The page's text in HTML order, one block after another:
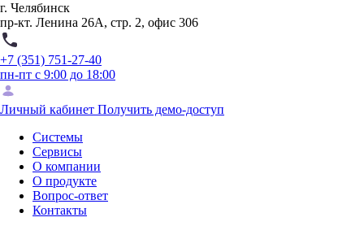
г. Челябинск
пр-кт. Ленина 26А, стр. 2, офис 306
+7 (351) 751-27-40
пн-пт с 9:00 до 18:00
Личный кабинет Получить демо-доступ
Системы
Сервисы
О компании
О продукте
Вопрос-ответ
Контакты